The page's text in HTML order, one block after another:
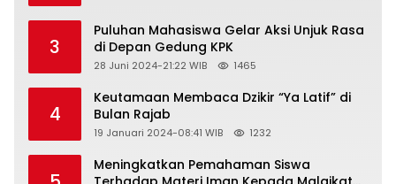
3
Puluhan Mahasiswa Gelar Aksi Unjuk Rasa
di Depan Gedung KPK
28 Juni 2024-21:22 WIB 1465
4
Keutamaan Membaca Dzikir “Ya Latif” di
Bulan Rajab
19 Januari 2024-08:41 WIB 1232
Meningkatkan Pemahaman Siswa